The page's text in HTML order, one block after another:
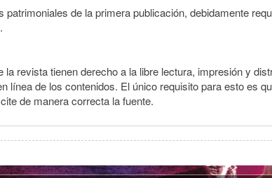
de la primera publicación, debidamente
revista tienen derecho a la libre lectura, impresión y
línea de los contenidos. El único requisito para esto es
de manera correcta la fuente.